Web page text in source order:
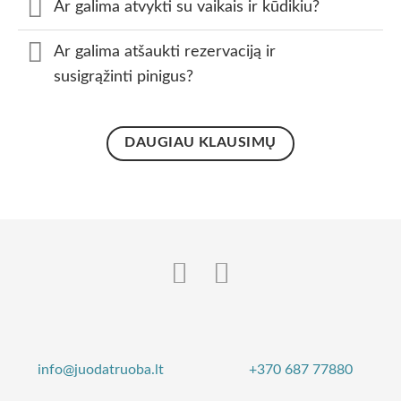
Ar galima atvykti su vaikais ir kūdikiu?
Ar galima atšaukti rezervaciją ir
susigrąžinti pinigus?
DAUGIAU KLAUSIMŲ
info@juodatruoba.lt +370 687 77880